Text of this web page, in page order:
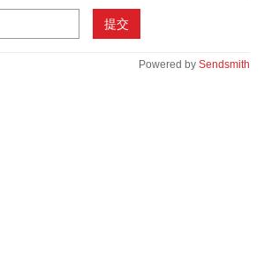
提交
Powered by Sendsmith